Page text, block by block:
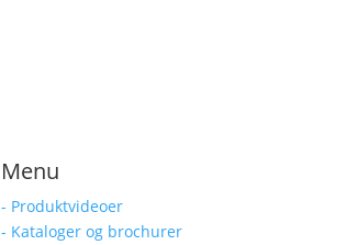
Menu
- Produktvideoer
- Kataloger og brochurer